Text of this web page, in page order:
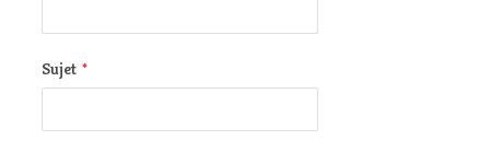
Sujet *